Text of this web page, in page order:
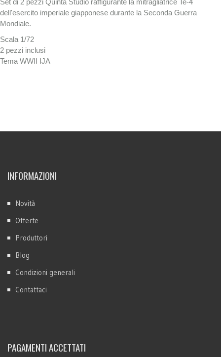
Set di 2 pezzi Quinta Studio raffigurante la mitragliatrice Te-4
dell'esercito imperiale giapponese durante la Seconda Guerra
Mondiale.
Scala 1/72
2 pezzi inclusi
Tema WWII IJA
INFORMAZIONI
Novità
Offerte
Produttori
Blog
Condizioni generali
Contattaci
PAGAMENTI ACCETTATI